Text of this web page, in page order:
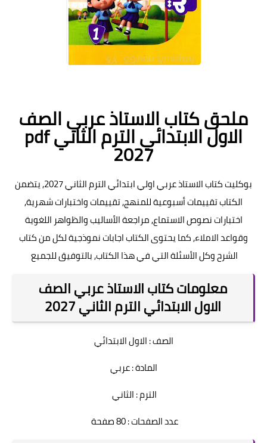
ملحق كتاب الاستاذ عربي الصف
الاول الابتدائي الترم الثاني pdf
2027
بوكليت كتاب الاستاذ عربي اولي ابتدائي الترم الثاني 2027, يتضمن
الكتاب تقييمات أسبوعية للمنهج, تقييمات واختبارات شهرية,
اختبارات نصوص الاستماع, مراجعة الأساليب والظواهر اللغوية
وقواعد الاملاء, كما يحتوى الكتاب اجابات نموذجية لكل من كتاب
الشرح وكل الأسئلة التي في هذا الكتاب, بالتوفيق للجميع
معلومات كتاب الاستاذ عربي الصف
الاول الابتدائي الترم الثاني 2027
الصف : الاول الابتدائي
المادة : عربي
الترم : الثاني
عدد الصفحات : 80 صفحة